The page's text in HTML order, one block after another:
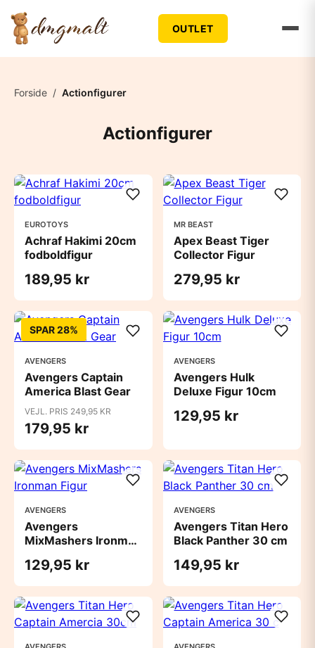
OUTLET
Forside / Actionfigurer
Actionfigurer
EUROTOYS
Achraf Hakimi 20cm
fodboldfigur
189,95 kr
MR BEAST
Apex Beast Tiger
Collector Figur
279,95 kr
SPAR 28%
AVENGERS
Avengers Captain
America Blast Gear
VEJL. PRIS 249,95 KR
179,95 kr
AVENGERS
Avengers Hulk
Deluxe Figur 10cm
129,95 kr
AVENGERS
Avengers
MixMashers Ironman
129,95 kr
AVENGERS
Avengers Titan Hero
Black Panther 30 cm
149,95 kr